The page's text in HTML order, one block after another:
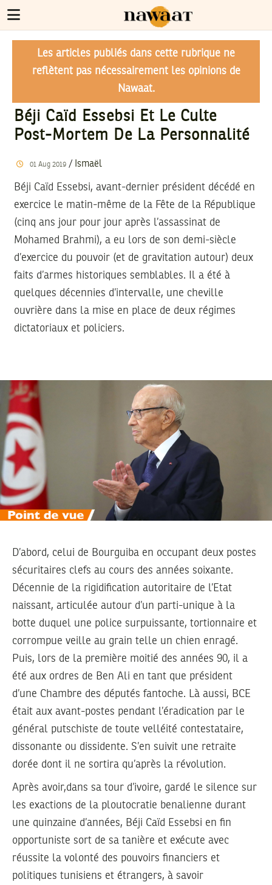
Les articles publiés dans cette rubrique ne
reflètent pas nécessairement les opinions de
Nawaat.
Béji Caïd Essebsi Et Le Culte
Post-Mortem De La Personnalité
01 Aug 2019/ Ismaël
Béji Caïd Essebsi, avant-dernier président décédé en
exercice le matin-même de la Fête de la République
(cinq ans jour pour jour après l’assassinat de
Mohamed Brahmi), a eu lors de son demi-siècle
d’exercice du pouvoir (et de gravitation autour) deux
faits d’armes historiques semblables. Il a été à
quelques décennies d’intervalle, une cheville
ouvrière dans la mise en place de deux régimes
dictatoriaux et policiers.
D’abord, celui de Bourguiba en occupant deux postes
sécuritaires clefs au cours des années soixante.
Décennie de la rigidification autoritaire de l’Etat
naissant, articulée autour d’un parti-unique à la
botte duquel une police surpuissante, tortionnaire et
corrompue veille au grain telle un chien enragé.
Puis, lors de la première moitié des années 90, il a
été aux ordres de Ben Ali en tant que président
d’une Chambre des députés fantoche. Là aussi, BCE
était aux avant-postes pendant l’éradication par le
général putschiste de toute velléité contestataire,
dissonante ou dissidente. S’en suivit une retraite
dorée dont il ne sortira qu’après la révolution.
Après avoir,dans sa tour d’ivoire, gardé le silence sur
les exactions de la ploutocratie benalienne durant
une quinzaine d’années, Béji Caïd Essebsi en fin
opportuniste sort de sa tanière et exécute avec
réussite la volonté des pouvoirs financiers et
politiques tunisiens et étrangers, à savoir